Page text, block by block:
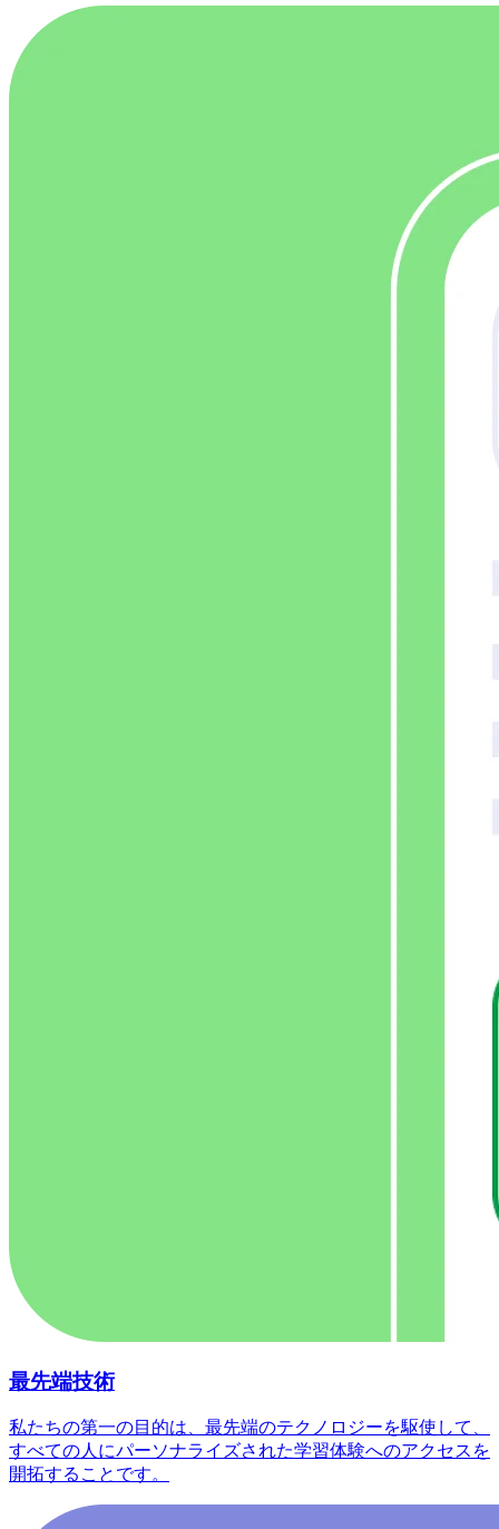
最先端技術
私たちの第一の目的は、最先端のテクノロジーを駆使して、
すべての人にパーソナライズされた学習体験へのアクセスを
開拓することです。